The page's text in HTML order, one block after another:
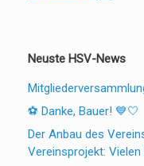
Neuste HSV-News
⚽ Danke, Bauer! 💙🤍
Der Anbau des
Vereinsprojekt: